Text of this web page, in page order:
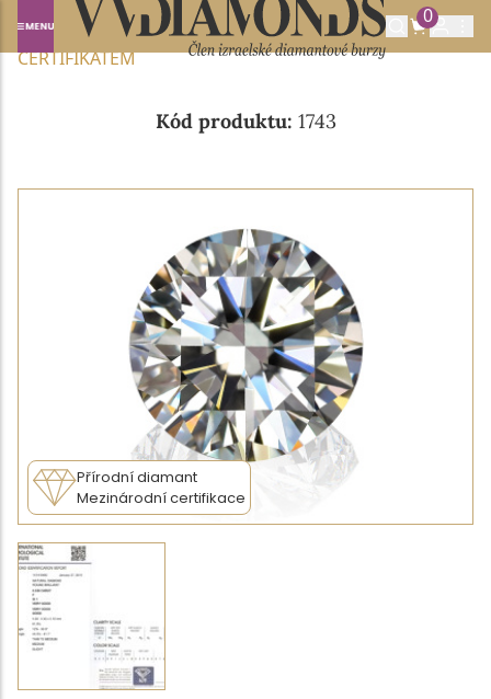
0
Domů NABÍDKA DIAMANTŮ
0.328CT F/SI1 S IGI
CERTIFIKÁTEM
Kód produktu: 1743
Přírodní diamant
Mezinárodní certifikace